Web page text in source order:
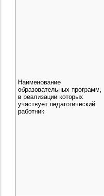
Наименование
образовательных программ,
в реализации которых
участвует педагогический
работник